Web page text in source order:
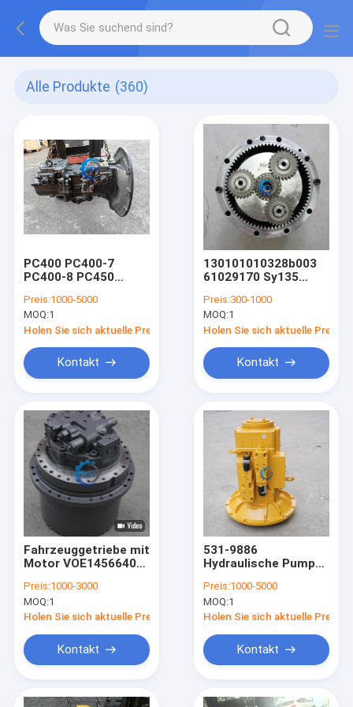
Alle Produkte (360)
PC400 PC400-7
PC400-8 PC450
Hydraulikpumpe 708-
2H-31150 708-2H-
00450 708-2H-00027
Hauptpumpe HPV165
Preis:1000-5000
MOQ:1
Holen Sie sich aktuelle Preis
Kontakt
130101010328b003
61029170 Sy135
Sy135c Swing Device
Preis:300-1000
MOQ:1
Holen Sie sich aktuelle Preis
Kontakt
Fahrzeuggetriebe mit
Motor VOE14566400
14723033 711745010
für den Volvo Bagger
EC290C EC330B
Preis:1000-3000
MOQ:1
Holen Sie sich aktuelle Preis
Kontakt
531-9886
Hydraulische Pumpe
Cat320GC
E320GCgroße Flanke
Hauptpumpe für CAT-
Vorrichtung
Preis:1000-5000
MOQ:1
Holen Sie sich aktuelle Preis
Kontakt